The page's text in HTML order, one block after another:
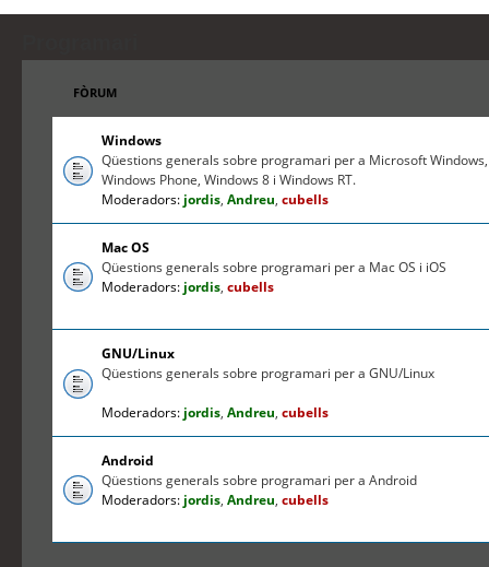
FÒRUM
Windows
Qüestions generals sobre programari per a Microsoft Windows,
Windows Phone, Windows 8 i Windows RT.
Moderadors: jordis,Andreu,cubells
Mac OS
Qüestions generals sobre programari per a Mac OS i iOS
Moderadors: jordis,cubells
GNU/Linux
Qüestions generals sobre programari per a GNU/Linux
Moderadors: jordis,Andreu,cubells
Android
Qüestions generals sobre programari per a Android
Moderadors: jordis,Andreu,cubells